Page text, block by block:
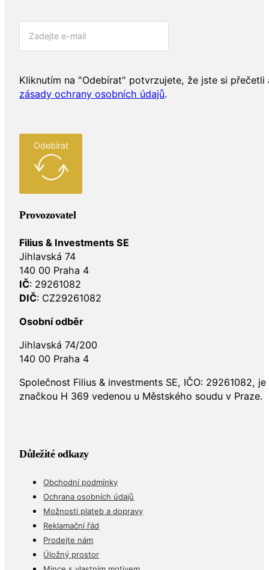
Kliknutím na "Odebírat" potvrzujete, že jste si přečetli
zásady ochrany osobních údajů.
Odebírat
Provozovatel
Filius & Investments SE
Jihlavská 74
140 00 Praha 4
IČ: 29261082
DIČ: CZ29261082
Osobní odběr
Jihlavská 74/200
140 00 Praha 4
Společnost Filius & investments SE, IČO: 29261082,
značkou H 369 vedenou u Městského soudu v Praze.
Důležité odkazy
Obchodní podmínky
Ochrana osobních údajů
Možnosti plateb a dopravy
Reklamační řád
Prodejte nám
Úložný prostor